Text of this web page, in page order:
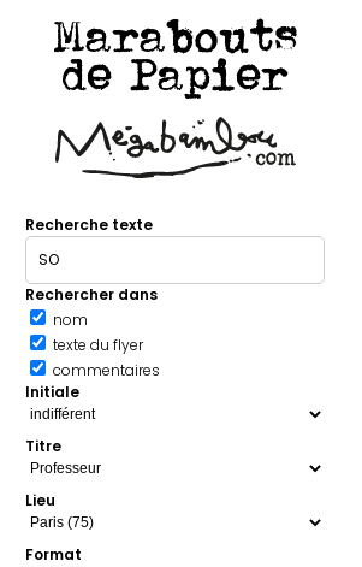
Marabouts
de Papier
Recherche texte
Rechercher dans
nom
texte du flyer
commentaires
Initiale
Titre
Lieu
Format